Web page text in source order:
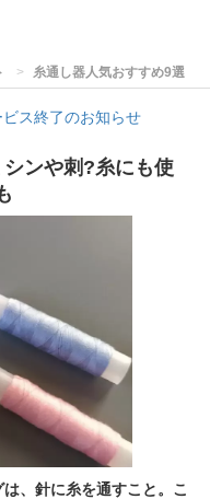
糸通し器人気おすすめ9選！
ビス終了のお知らせ
ンや刺?糸にも使
、針に糸を通すこと。こ